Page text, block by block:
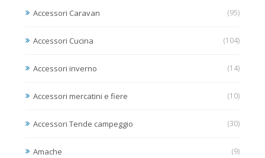
Accessori Caravan (95)
Accessori Cucina (104)
Accessori inverno (14)
Accessori mercatini e fiere (10)
Accessori Tende campeggio (30)
Amache (9)